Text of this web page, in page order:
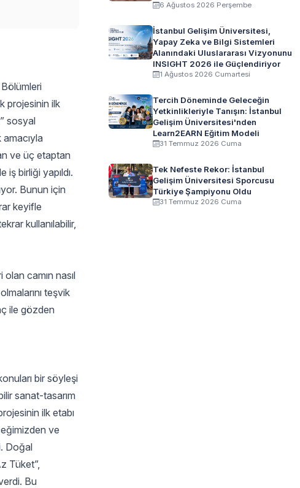
projesinin ilk
sosyal
ve üç etaptan
birliği yapıldı.
Bunun için
keyifle
kullanılabilir,
camın nasıl
teşvik
ile gözden
bir söyleşi
sanat-tasarım
ilk etabı
ve
Doğal
Tüket”,
Bu
6 Ağustos 2026 Perşembe
İstanbul Gelişim Üniversitesi,
Yapay Zeka ve Bilgi Sistemleri
Alanındaki Uluslararası Vizyonunu
INSIGHT 2026 ile Güçlendiriyor
1 Ağustos 2026 Cumartesi
Tercih Döneminde Geleceğin
Yetkinlikleriyle Tanışın: İstanbul
Gelişim Üniversitesi'nden
Learn2EARN Eğitim Modeli
31 Temmuz 2026 Cuma
Tek Nefeste Rekor: İstanbul
Gelişim Üniversitesi Sporcusu
Türkiye Şampiyonu Oldu
31 Temmuz 2026 Cuma